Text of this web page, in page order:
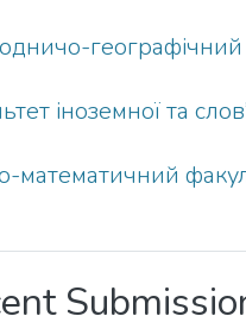
географічний
іноземної та
математичний